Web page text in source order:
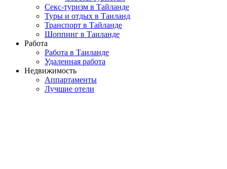
Секс-туризм в Тайланде
Туры и отдых в Таиланд
Транспорт в Тайланде
Шоппинг в Таиланде
Работа
Работа в Таиланде
Удаленная работа
Недвижимость
Аппартаменты
Лучшие отели